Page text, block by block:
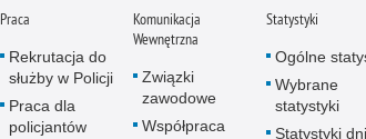
Praca
Rekrutacja do
służby w Policji
Praca dla
policjantów
Komunikacja
Wewnętrzna
Związki
zawodowe
Współpraca
Statystyki
Ogólne
Wybrane
statystyki
Statystyki